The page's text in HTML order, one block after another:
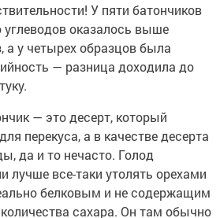
У пяти батончиков
углеводов оказалось выше
а у четырех образцов была
— разница доходила до
— это десерт, который
перекуса, а в качестве десерта
да и то нечасто. Голод
лучше все-таки утолять орехами
белковым и не содержащим
сахара. Он там обычно